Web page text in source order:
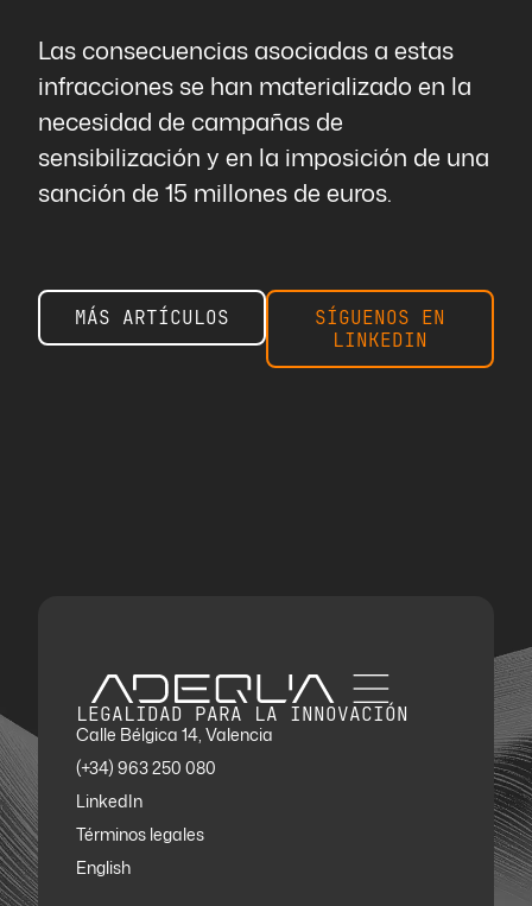
Las consecuencias asociadas a estas
infracciones se han materializado en la
necesidad de campañas de
sensibilización y en la imposición de una
sanción de 15 millones de euros.
MÁS ARTÍCULOS
SÍGUENOS EN
LINKEDIN
LEGALIDAD PARA LA INNOVACIÓN
Calle Bélgica 14, Valencia
(+34) 963 250 080
LinkedIn
Términos legales
English